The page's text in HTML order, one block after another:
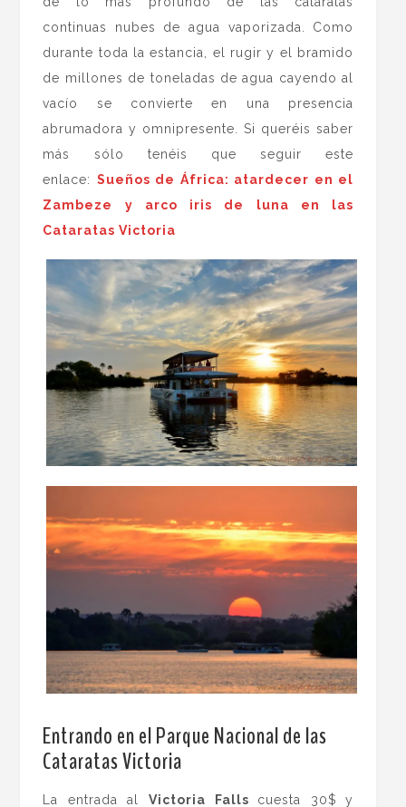
continuas nubes de agua vaporizada. Como
durante toda la estancia, el rugir y el bramido
de millones de toneladas de agua cayendo al
vacío se convierte en una presencia
abrumadora y omnipresente. Si queréis saber
más sólo tenéis que seguir este
enlace: Sueños de África: atardecer en el
Zambeze y arco iris de luna en las
Cataratas Victoria
Entrando en el Parque Nacional de las
Cataratas Victoria
La entrada al Victoria Falls cuesta 30$
y